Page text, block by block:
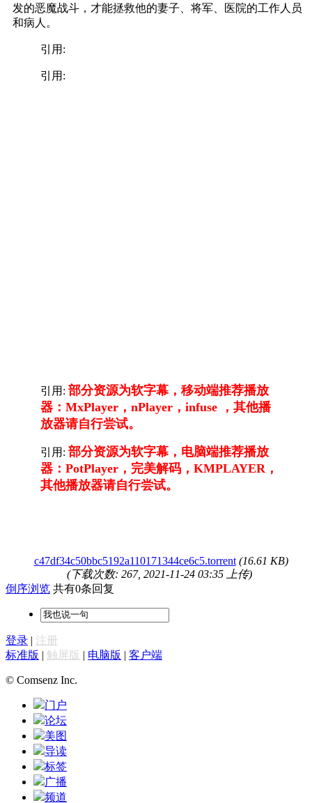
发的恶魔战斗，才能拯救他的妻子、将军、医院的工作人员
和病人。
引用:
引用:
引用: 部分资源为软字幕，移动端推荐播放
器：MxPlayer，nPlayer，infuse ，其他播
放器请自行尝试。
引用: 部分资源为软字幕，电脑端推荐播放
器：PotPlayer，完美解码，KMPLAYER，
其他播放器请自行尝试。
c47df34c50bbc5192a110171344ce6c5.torrent (16.61 KB)
(下载次数: 267, 2021-11-24 03:35 上传)
倒序浏览 共有0条回复
登录 | 注册
标准版 | 触屏版 | 电脑版 | 客户端
© Comsenz Inc.
门户
论坛
美图
导读
标签
广播
频道